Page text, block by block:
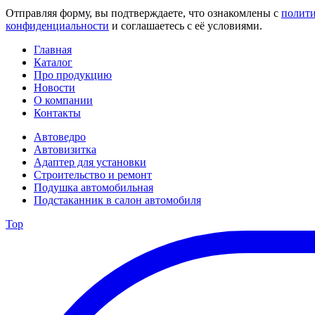
Отправляя форму, вы подтверждаете, что ознакомлены с
конфиденциальности и соглашаетесь с её условиями.
Главная
Каталог
Про продукцию
Новости
О компании
Контакты
Автоведро
Автовизитка
Адаптер для установки
Строительство и ремонт
Подушка автомобильная
Подстаканник в салон автомобиля
Top